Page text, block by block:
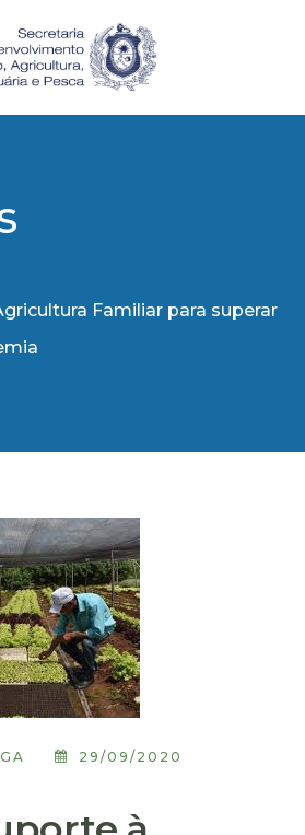
Familiar para superar
29/09/2020